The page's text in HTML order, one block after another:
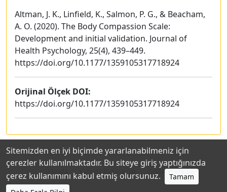
Altman, J. K., Linfield, K., Salmon, P. G., & Beacham,
A. O. (2020). The Body Compassion Scale:
Development and initial validation. Journal of
Health Psychology, 25(4), 439–449.
https://doi.org/10.1177/1359105317718924
Orijinal Ölçek DOI:
https://doi.org/10.1177/1359105317718924
Hakkında Katkıda Bulunanlar Gizlilik Politikası
Sitemizden en iyi biçimde yararlanabilmeniz için
çerezler kullanılmaktadır. Bu siteye giriş yaptığınızda
çerez kullanımını kabul etmiş olursunuz.
Tamam